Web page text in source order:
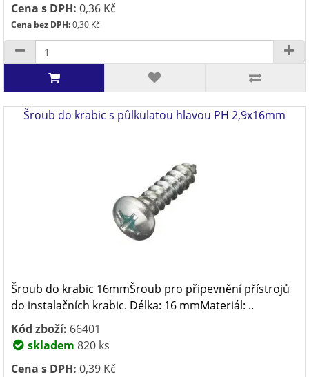
Cena s DPH: 0,36 Kč
Cena bez DPH:0,30 Kč
Šroub do krabic s půlkulatou hlavou PH 2,9x16mm
Šroub do krabic 16mmŠroub pro připevnění přístrojů
do instalačních krabic. Délka: 16 mmMateriál: ..
Kód zboží: 66401
skladem 820 ks
Cena s DPH: 0,39 Kč